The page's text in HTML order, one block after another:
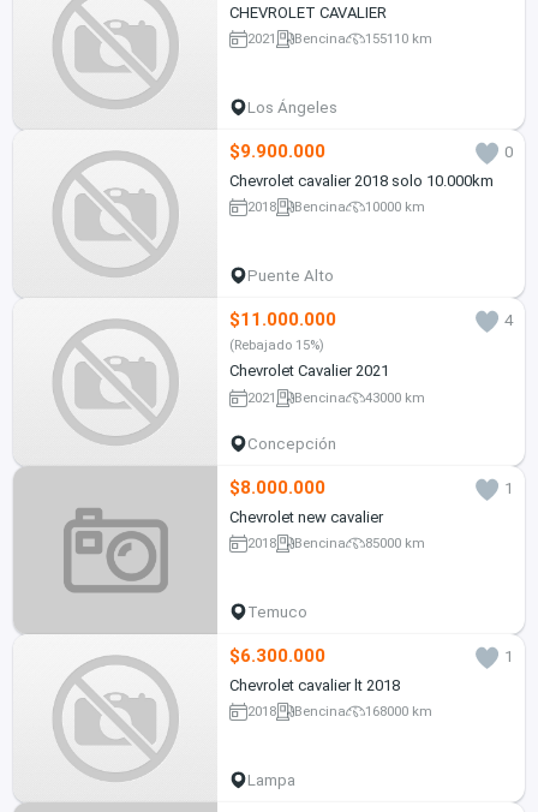
CHEVROLET CAVALIER
2021 Bencina 155110 km
Los Ángeles
$9.900.000
0
Chevrolet cavalier 2018 solo 10.000km
2018 Bencina 10000 km
Puente Alto
$11.000.000 4
(Rebajado 15%)
Chevrolet Cavalier 2021
2021 Bencina 43000 km
Concepción
$8.000.000
1
Chevrolet new cavalier
2018 Bencina 85000 km
Temuco
$6.300.000
1
Chevrolet cavalier lt 2018
2018 Bencina 168000 km
Lampa